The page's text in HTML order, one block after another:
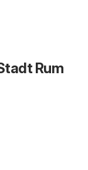
Rum